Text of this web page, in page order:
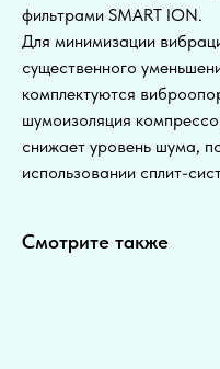
фильтрами SMART ION.
Для минимизации
существенного
комплектуются
шумоизоляция
снижает уровень шума,
использовании сплит-
Смотрите также